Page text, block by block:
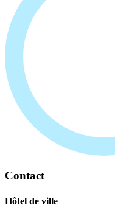
Contact
Hôtel de ville